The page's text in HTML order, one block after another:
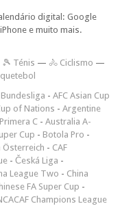
digital: Google
e muito mais.
🎾 Ténis — 🚴 Ciclismo —
- AFC Asian Cup
of Nations - Argentine
C - Australia A-
Cup - Botola Pro -
Österreich - CAF
- Česká Liga -
League Two - China
FA Super Cup -
Champions League